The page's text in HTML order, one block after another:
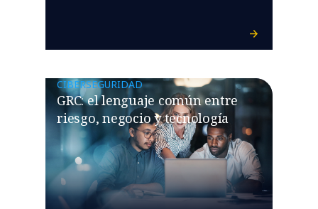
CIBERSEGURIDAD
GRC: el lenguaje común entre
riesgo, negocio y tecnología